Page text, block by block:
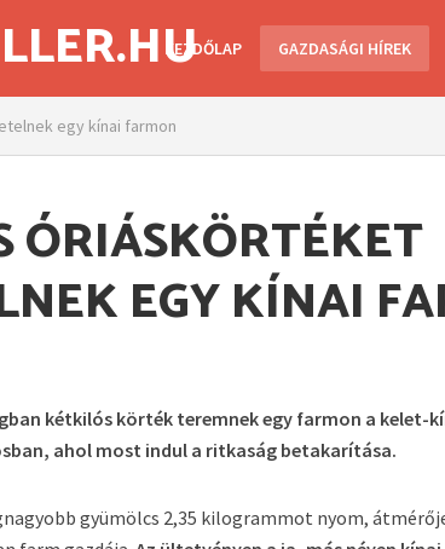
KEZDŐLAP GAZDASÁGI HÍREK
egy kínai farmon
ÓRIÁSKÖRTÉKET
EGY KÍNAI
kétkilós körték teremnek egy farmon a kelet-
ahol most indul a ritkaság betakarítása.
gyümölcs 2,35 kilogrammot nyom,